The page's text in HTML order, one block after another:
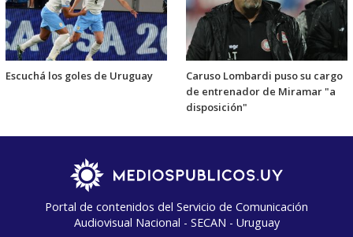
Escuchá los goles de Uruguay
Caruso Lombardi puso su cargo
de entrenador de Miramar "a
disposición"
Portal de contenidos del Servicio de Comunicación
Audiovisual Nacional - SECAN - Uruguay